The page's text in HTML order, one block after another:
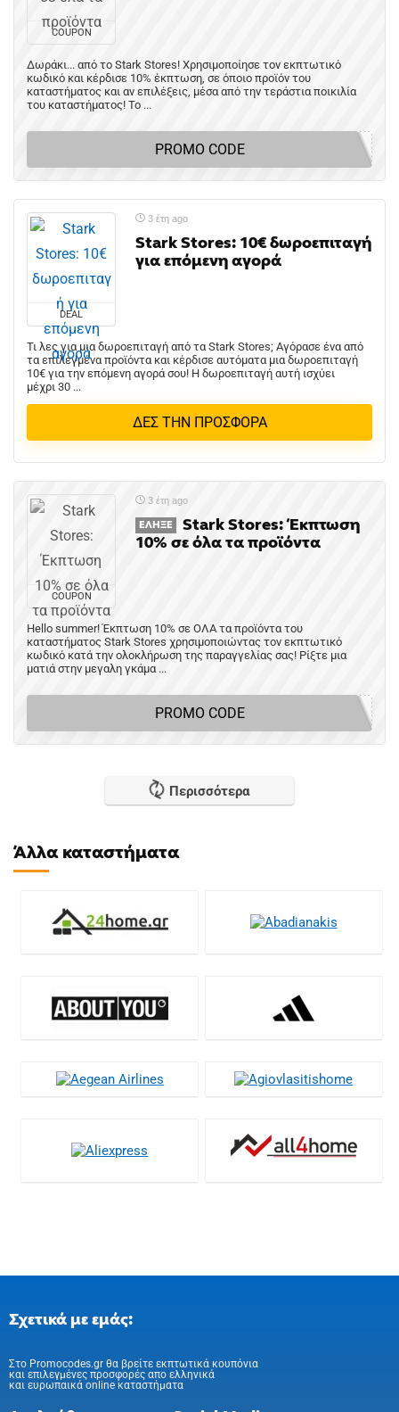
COUPON
Δωράκι... από το Stark Stores! Χρησιμοποίησε τον εκπτωτικό
κωδικό και κέρδισε 10% έκπτωση, σε όποιο προϊόν του
καταστήματος και αν επιλέξεις, μέσα από την τεράστια ποικιλία
του καταστήματος! Το ...
PROMO CODE
DEAL
3 έτη ago
Stark Stores: 10€ δωροεπιταγή
για επόμενη αγορά
Τι λες για μια δωροεπιταγή από τα Stark Stores; Αγόρασε ένα από
τα επιλεγμένα προϊόντα και κέρδισε αυτόματα μια δωροεπιταγή
10€ για την επόμενη αγορά σου! Η δωροεπιταγή αυτή ισχύει
μέχρι 30 ...
ΔΕΣ ΤΗΝ ΠΡΟΣΦΟΡΑ
COUPON
3 έτη ago
ΈΛΗΞΕ
Stark Stores: Έκπτωση
10% σε όλα τα προϊόντα
Hello summer! Έκπτωση 10% σε ΟΛΑ τα προϊόντα του
καταστήματος Stark Stores χρησιμοποιώντας τον εκπτωτικό
κωδικό κατά την ολοκλήρωση της παραγγελίας σας! Ρίξτε μια
ματιά στην μεγαλη γκάμα ...
PROMO CODE
Περισσότερα
Άλλα καταστήματα
Σχετικά με εμάς:
Στo Promocodes.gr θα βρείτε εκπτωτικά κουπόνια
και επιλεγμένες προσφορές απο ελληνικά
και ευρωπαικά online καταστήματα